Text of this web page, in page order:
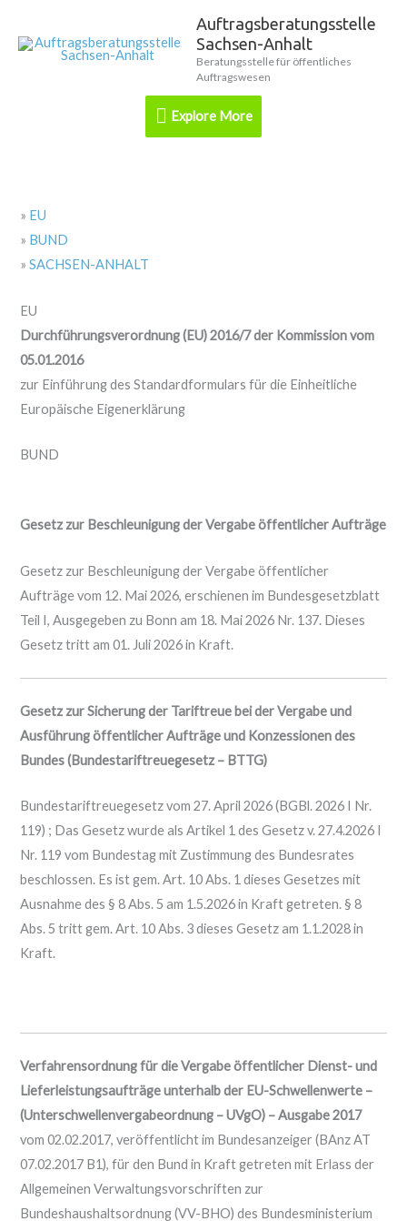
Inhalt
Auftragsberatungsstelle
Sachsen-Anhalt
Beratungsstelle für öffentliches
Auftragswesen
Explore
More
Explore More
» EU
» BUND
»SACHSEN-ANHALT
EU
Durchführungsverordnung (EU) 2016/7 der Kommission vom
05.01.2016
zur Einführung des Standardformulars für die Einheitliche
Europäische Eigenerklärung
BUND
Gesetz zur Beschleunigung der Vergabe öffentlicher Aufträge
Gesetz zur Beschleunigung der Vergabe öffentlicher
Aufträge vom 12. Mai 2026, erschienen im Bundesgesetzblatt
Teil I, Ausgegeben zu Bonn am 18. Mai 2026 Nr. 137. Dieses
Gesetz tritt am 01. Juli 2026 in Kraft.
Gesetz zur Sicherung der Tariftreue bei der Vergabe und
Ausführung öffentlicher Aufträge und Konzessionen des
Bundes (Bundestariftreuegesetz – BTTG)
Bundestariftreuegesetz vom 27. April 2026 (BGBl. 2026 I Nr.
119) ; Das Gesetz wurde als Artikel 1 des Gesetz v. 27.4.2026 I
Nr. 119 vom Bundestag mit Zustimmung des Bundesrates
beschlossen. Es ist gem. Art. 10 Abs. 1 dieses Gesetzes mit
Ausnahme des § 8 Abs. 5 am 1.5.2026 in Kraft getreten. § 8
Abs. 5 tritt gem. Art. 10 Abs. 3 dieses Gesetz am 1.1.2028 in
Kraft.
Verfahrensordnung für die Vergabe öffentlicher Dienst- und
Lieferleistungsaufträge unterhalb der EU-Schwellenwerte –
(Unterschwellenvergabeordnung – UVgO) – Ausgabe 2017
vom 02.02.2017, veröffentlicht im Bundesanzeiger (BAnz AT
07.02.2017 B1), für den Bund in Kraft getreten mit Erlass der
Allgemeinen Verwaltungsvorschriften zur
Bundeshaushaltsordnung (VV-BHO) des Bundesministerium